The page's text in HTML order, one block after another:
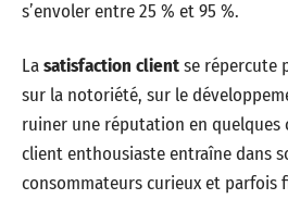
s’envoler entre 25 % et 95 %.
Lasatisfaction clientse répercute
sur la notoriété, sur le
ruiner une réputation en quelques
client enthousiaste entraîne dans
consommateurs curieux et parfois